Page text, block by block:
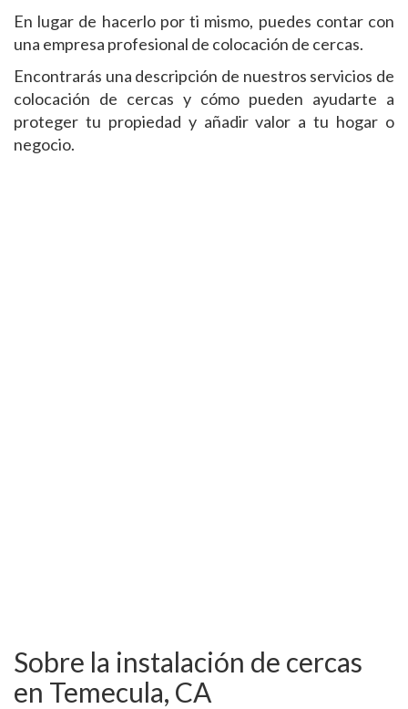
En lugar de hacerlo por ti mismo, puedes contar con
una empresa profesional de colocación de cercas.
Encontrarás una descripción de nuestros servicios de
colocación de cercas y cómo pueden ayudarte a
proteger tu propiedad y añadir valor a tu hogar o
negocio.
Sobre la instalación de cercas
en Temecula, CA